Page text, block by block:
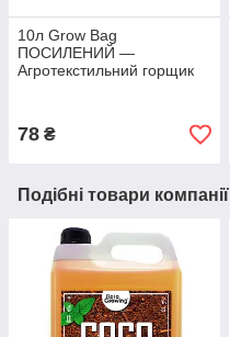
10л Grow Bag
ПОСИЛЕНИЙ —
Агротекстильний горщик
78 ₴
Подібні товари компанії